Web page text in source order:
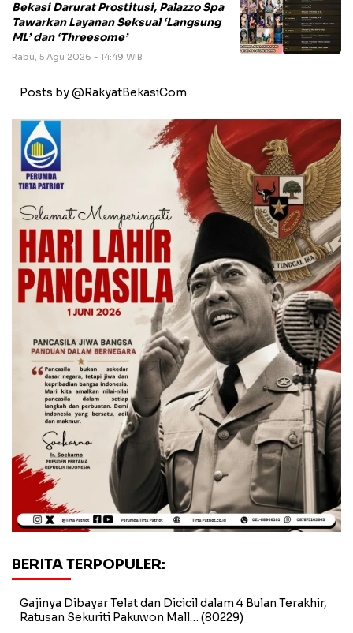
Bekasi Darurat Prostitusi, Palazzo Spa
Tawarkan Layanan Seksual ‘Langsung
ML’ dan ‘Threesome’
Rabu, 5 Agu 2026 - 14:49 WIB
Posts by @RakyatBekasiCom
BERITA TERPOPULER:
Gajinya Dibayar Telat dan Dicicil dalam 4 Bulan Terakhir,
Ratusan Sekuriti Pakuwon Mall… (80229)